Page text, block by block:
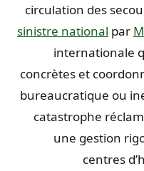
circulation des
sinistre national par
internationale
concrètes et
bureaucratique ou
catastrophe
une gestion
centres